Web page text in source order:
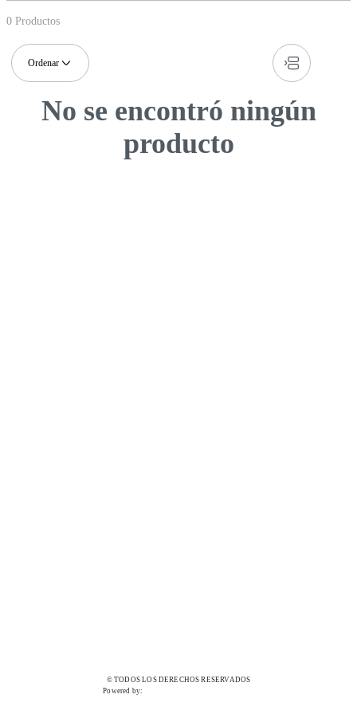
0 Productos
No se encontró ningún
producto
© TODOS LOS DERECHOS RESERVADOS
Powered by: